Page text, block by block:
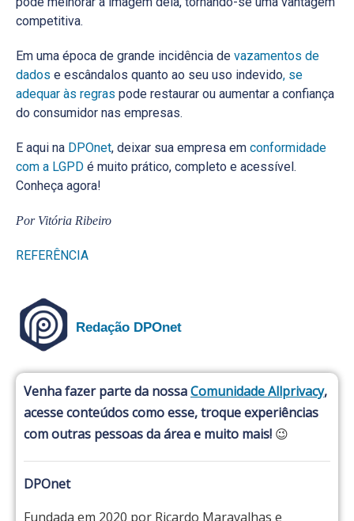
competitiva.
Em uma época de grande incidência de vazamentos de
dados e escândalos quanto ao seu uso indevido, se
adequar às regras pode restaurar ou aumentar a confiança
do consumidor nas empresas.
E aqui na DPOnet, deixar sua empresa em conformidade
com a LGPD é muito prático, completo e acessível.
Conheça agora!
Por Vitória Ribeiro
REFERÊNCIA
Redação DPOnet
Venha fazer parte da nossaComunidade Allprivacy,
acesse conteúdos como esse, troque experiências
com outras pessoas da área e muito mais! 😉
DPOnet
Fundada em 2020 por Ricardo Maravalhas e